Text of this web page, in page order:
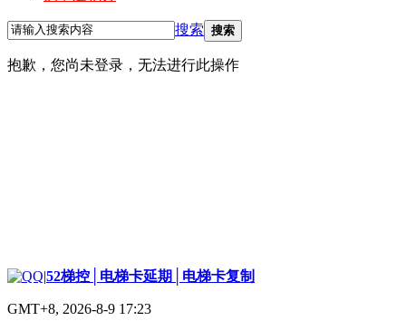
搜索 搜索
抱歉，您尚未登录，无法进行此操作
|52梯控│电梯卡延期│电梯卡复制
GMT+8, 2026-8-9 17:23